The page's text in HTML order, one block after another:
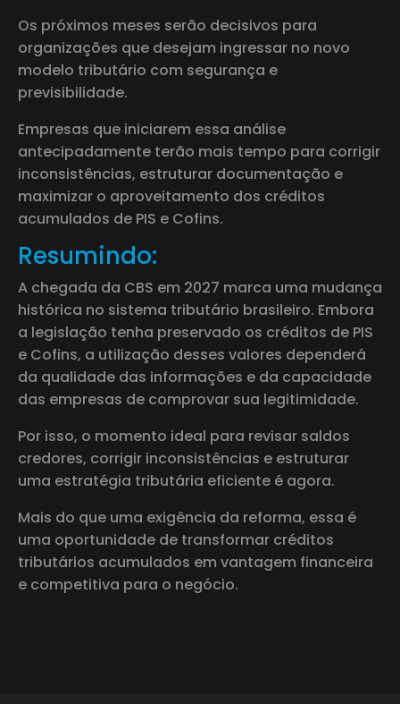
Os próximos meses serão decisivos para
organizações que desejam ingressar no novo
modelo tributário com segurança e
previsibilidade.
Empresas que iniciarem essa análise
antecipadamente terão mais tempo para corrigir
inconsistências, estruturar documentação e
maximizar o aproveitamento dos créditos
acumulados de PIS e Cofins.
Resumindo:
A chegada da CBS em 2027 marca uma mudança
histórica no sistema tributário brasileiro. Embora
a legislação tenha preservado os créditos de PIS
e Cofins, a utilização desses valores dependerá
da qualidade das informações e da capacidade
das empresas de comprovar sua legitimidade.
Por isso, o momento ideal para revisar saldos
credores, corrigir inconsistências e estruturar
uma estratégia tributária eficiente é agora.
Mais do que uma exigência da reforma, essa é
uma oportunidade de transformar créditos
tributários acumulados em vantagem financeira
e competitiva para o negócio.